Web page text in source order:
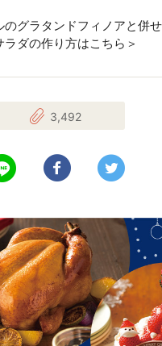
グラタンドフィノアと併せ
ダの作り方はこちら＞
3,492
LINEで送る Facebookでシェ